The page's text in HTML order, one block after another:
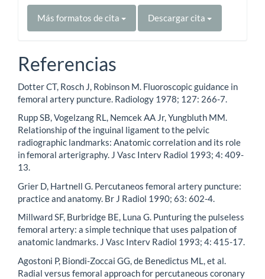
Más formatos de cita Descargar cita
Referencias
Dotter CT, Rosch J, Robinson M. Fluoroscopic guidance in
femoral artery puncture. Radiology 1978; 127: 266-7.
Rupp SB, Vogelzang RL, Nemcek AA Jr, Yungbluth MM.
Relationship of the inguinal ligament to the pelvic
radiographic landmarks: Anatomic correlation and its role
in femoral arterigraphy. J Vasc Interv Radiol 1993; 4: 409-
13.
Grier D, Hartnell G. Percutaneos femoral artery puncture:
practice and anatomy. Br J Radiol 1990; 63: 602-4.
Millward SF, Burbridge BE, Luna G. Punturing the pulseless
femoral artery: a simple technique that uses palpation of
anatomic landmarks. J Vasc Interv Radiol 1993; 4: 415-17.
Agostoni P, Biondi-Zoccai GG, de Benedictus ML, et al.
Radial versus femoral approach for percutaneous coronary